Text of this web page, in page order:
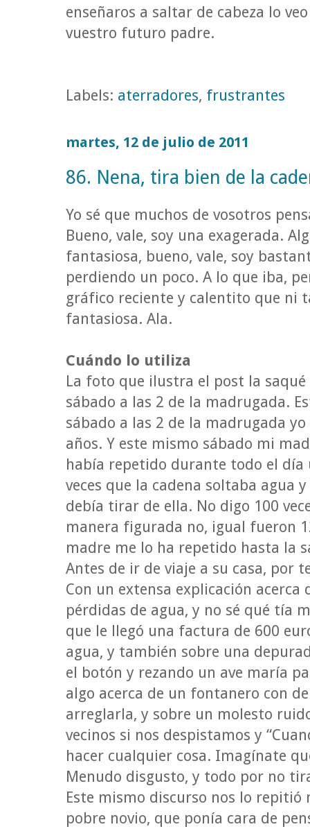
enseñaros a saltar de cabeza lo
vuestro futuro padre.
Labels: aterradores, frustrantes
martes, 12 de julio de 2011
86. Nena, tira bien de la
Yo sé que muchos de vosotros
Bueno, vale, soy una exagerada.
fantasiosa, bueno, vale, soy
perdiendo un poco. A lo que iba,
gráfico reciente y calentito que ni
fantasiosa. Ala.
Cuándo lo utiliza
La foto que ilustra el post la saqué
sábado a las 2 de la madrugada.
sábado a las 2 de la madrugada
años. Y este mismo sábado mi
había repetido durante todo el día
veces que la cadena soltaba agua
debía tirar de ella. No digo 100
manera figurada no, igual fueron
madre me lo ha repetido hasta la
Antes de ir de viaje a su casa, por
Con un extensa explicación acerca
pérdidas de agua, y no sé qué tía
que le llegó una factura de 600
agua, y también sobre una
el botón y rezando un ave maría
algo acerca de un fontanero con
arreglarla, y sobre un molesto
vecinos si nos despistamos y
hacer cualquier cosa. Imagínate
Menudo disgusto, y todo por no
Este mismo discurso nos lo
pobre novio, que ponía cara de